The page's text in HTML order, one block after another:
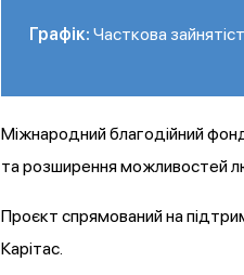
Графік: Часткова
Міжнародний благодійний
та розширення можливостей
Проєкт спрямований на
Карітас.